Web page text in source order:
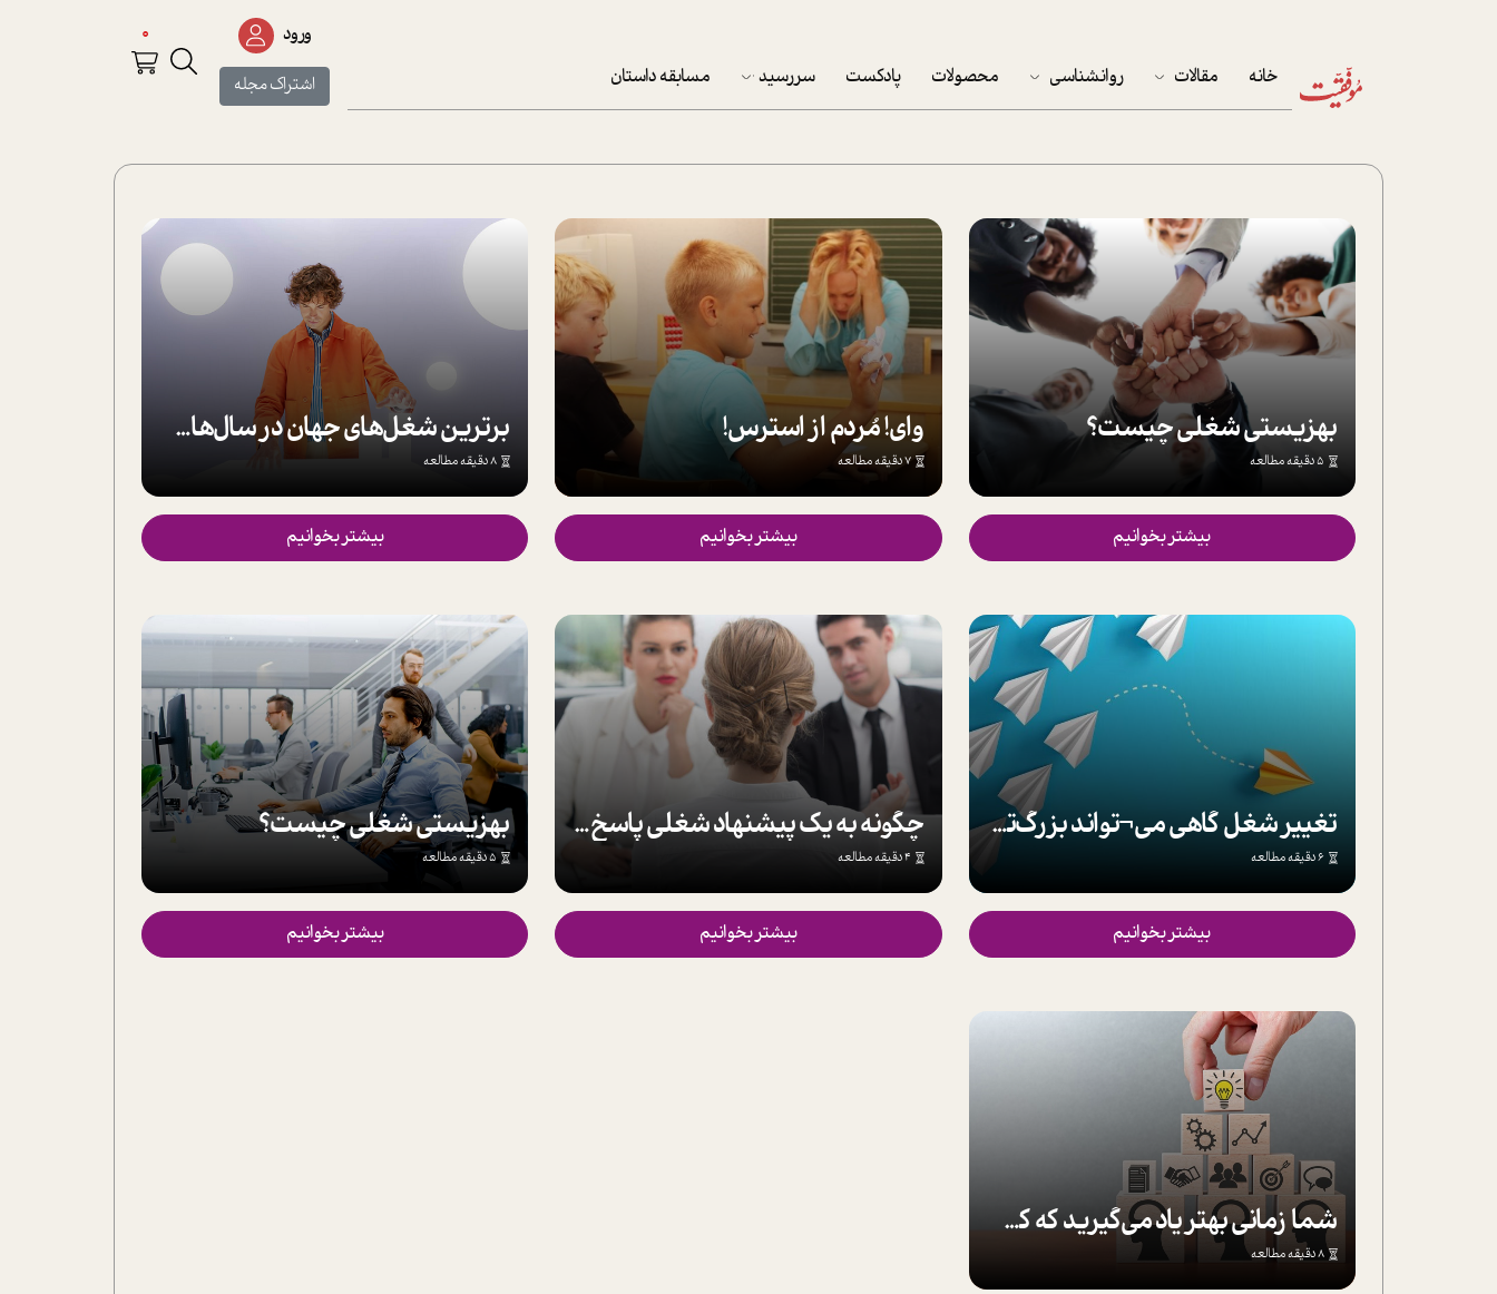
خانه مقالات
پرونده ویژه
زندگی
نوجوان
کار
تحلیل فیلم
شیوانا
داستان
روانشناسی محصولات پادکست سررسید
پکيج نوروزي موفقيت
تقویم رومیزی
تقویم دیواری
مسابقه داستان
ورود
اشتراک مجله
0
بهزیستی شغلی چیست؟
5 دقیقه مطالعه
بیشتر بخوانیم
وای! مُردم از استرس!
7 دقیقه مطالعه
بیشتر بخوانیم
برترین شغل‌های جهان در سال‌های آینده
8 دقیقه مطالعه
بیشتر بخوانیم
تغییر شغل گاهی می¬تواند بزرگ‌ترین نقطه جهش در زندگی باشد
6 دقیقه مطالعه
بیشتر بخوانیم
چگونه به یک پیشنهاد شغلی پاسخ بدهیم؟
4 دقیقه مطالعه
بیشتر بخوانیم
بهزیستی شغلی چیست؟
5 دقیقه مطالعه
بیشتر بخوانیم
شما زمانی بهتر یاد می‌گیرید که کمتر یاد بگیرید
8 دقیقه مطالعه